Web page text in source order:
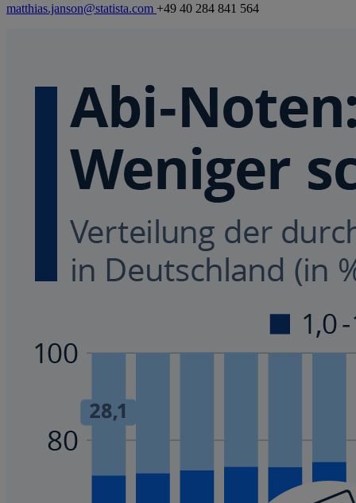
matthias.janson@statista.com +49 40 284 841 564